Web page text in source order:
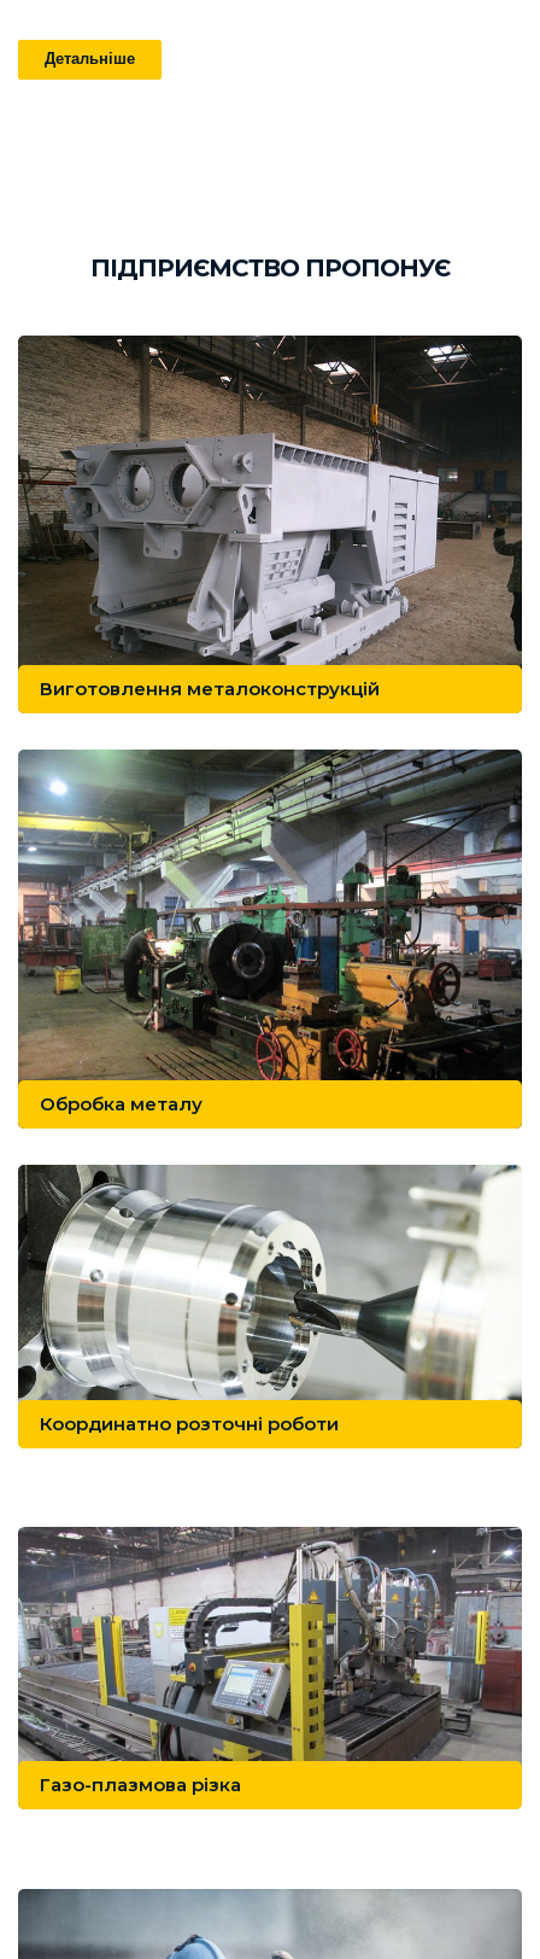
Детальніше
ПІДПРИЄМСТВО ПРОПОНУЄ
Виготовлення металоконструкцій
Обробка металу
Координатно розточні роботи
Газо-плазмова різка